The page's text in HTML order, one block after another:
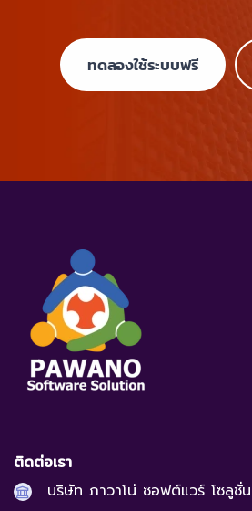
ทดลองใช้ระบบฟรี
ติดต่อเรา
บริษัท ภาวาโน่ ซอฟต์แวร์ โซลูชั่